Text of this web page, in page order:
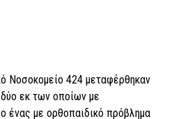
Νοσοκομείο 424 μεταφέρθηκαν
εκ των οποίων με
ένας με ορθοπαιδικό πρόβλημα